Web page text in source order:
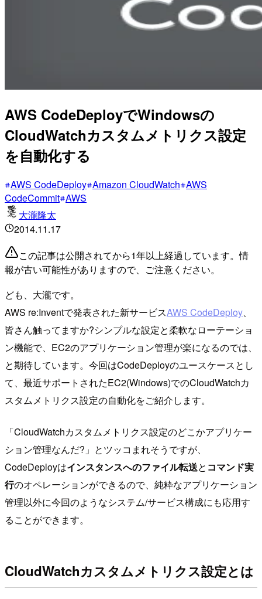
AWS CodeDeployでWindowsの
CloudWatchカスタムメトリクス設定
を自動化する
AWS CodeDeploy Amazon CloudWatch AWS
CodeCommit AWS
大瀧隆太
2014.11.17
この記事は公開されてから1年以上経過しています。情
報が古い可能性がありますので、ご注意ください。
ども、大瀧です。
AWS re:Inventで発表された新サービスAWS CodeDeploy
皆さん触ってますか?シンプルな設定と柔軟なローテーショ
ン機能で、EC2のアプリケーション管理が楽になるのでは、
と期待しています。今回はCodeDeployのユースケースとし
て、最近サポートされたEC2(Windows)でのCloudWatchカ
スタムメトリクス設定の自動化をご紹介します。
「CloudWatchカスタムメトリクス設定のどこかアプリケー
ション管理なんだ?」とツッコまれそうですが、
CodeDeployはインスタンスへのファイル転送と コマンド実
行のオペレーションができるので、純粋なアプリケーション
管理以外に今回のようなシステム/サービス構成にも応用す
ることができます。
CloudWatchカスタムメトリクス設定とは